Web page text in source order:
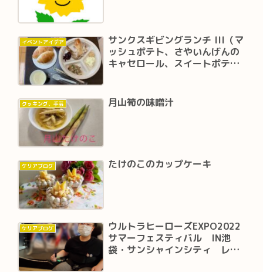
イベントアイデア
サンクスギビングランチ III（マ
ッシュポテト、さやいんげんの
キャセロール、スイートポテト
クッキング、手芸 月山筍の味噌汁
ケリアブログ たけのこのカップケーキ
ケリアブログ
ウルトラヒーローズEXPO2022
サマーフェスティバル IN池
袋・サンシャインシティ レポ